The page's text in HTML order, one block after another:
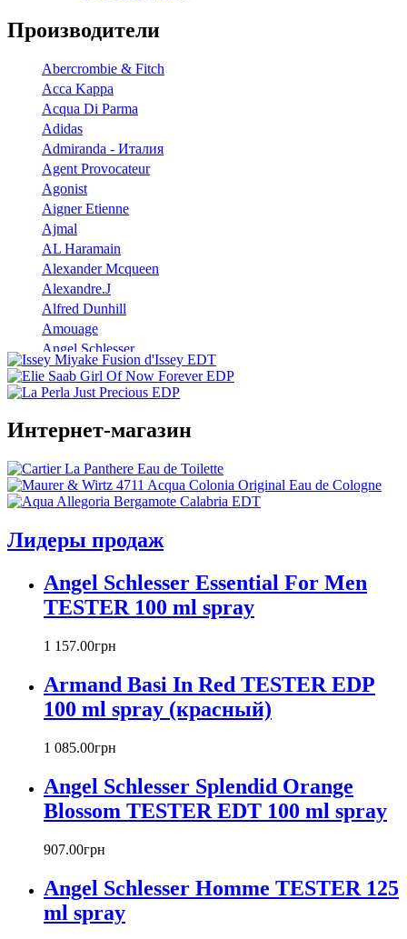
Производители
Abercrombie & Fitch
Acca Kappa
Acqua Di Parma
Adidas
Admiranda - Италия
Agent Provocateur
Agonist
Aigner Etienne
Ajmal
AL Haramain
Alexander Mcqueen
Alexandre.J
Alfred Dunhill
Amouage
Angel Schlesser
Anna Sui
Annayake
Antonio Banderas
Armaf
Armand Basi
Atelier Cologne
Badgley Mischka
Banana Republic
Barex
Beyonce
Biotherm
Blumarine
Bottega Veneta
Bourjois
Britney Spears
Burberry
Byblos
Byredo
Cacharel
Интернет-магазин
Лидеры продаж
Angel Schlesser Essential For Men
TESTER 100 ml spray
1 157.00грн
Armand Basi In Red TESTER EDP
100 ml spray (красный)
1 085.00грн
Angel Schlesser Splendid Orange
Blossom TESTER EDT 100 ml spray
907.00грн
Angel Schlesser Homme TESTER 125
ml spray